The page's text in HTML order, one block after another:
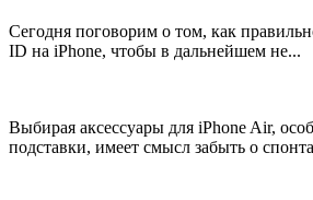
Сегодня поговорим о том, как
ID на iPhone, чтобы в дальнейшем не...
Выбирая аксессуары для iPhone Air,
подставки, имеет смысл забыть о